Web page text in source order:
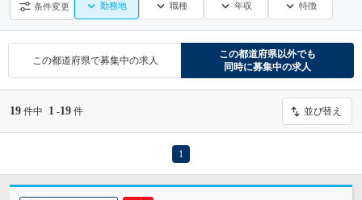
条件変更 勤務地 職種 年収 特徴
この都道府県で募集中の求人
この都道府県以外でも
同時に募集中の求人
19 件中 1 -19 件 並び替え
1